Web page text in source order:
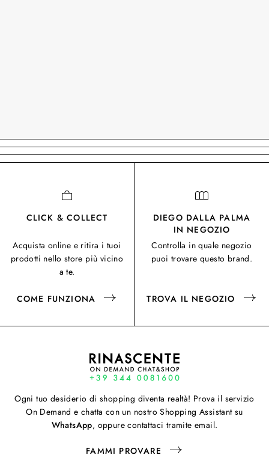
CLICK & COLLECT
Acquista online e ritira i tuoi
prodotti nello store più vicino
a te.
COME FUNZIONA
DIEGO DALLA PALMA
IN NEGOZIO
Controlla in quale negozio
puoi trovare questo brand.
TROVA IL NEGOZIO
Ogni tuo desiderio di shopping diventa realtà! Prova il servizio
On Demand e chatta con un nostro Shopping Assistant su
WhatsApp, oppure contattaci tramite email.
FAMMI PROVARE